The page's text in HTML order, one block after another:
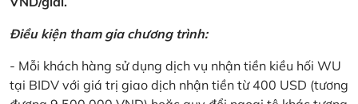
Điều kiện tham gia chương trình:
- Mỗi khách hàng sử dụng dịch vụ nhận tiền kiều hối WU
tại BIDV với giá trị giao dịch nhận tiền từ 400 USD (tương